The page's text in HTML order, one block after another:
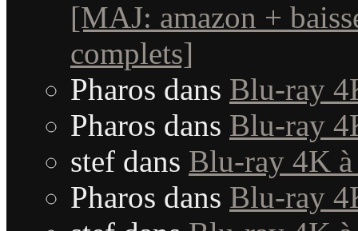
[MAJ: amazon +
complets]
Pharos dans Blu-ray
Pharos dans Blu-ray
stef dans Blu-ray 4K
Pharos dans Blu-ray